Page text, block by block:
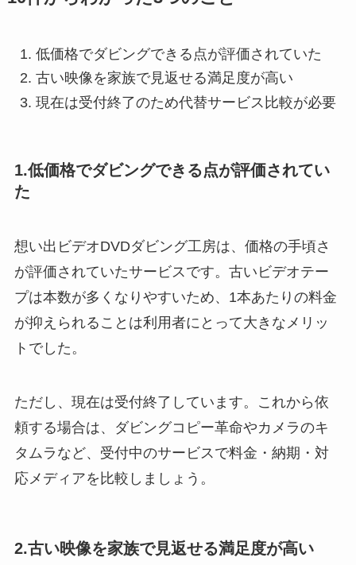
低価格でダビングできる点が評価されていた
古い映像を家族で見返せる満足度が高い
現在は受付終了のため代替サービス比較が必要
1.低価格でダビングできる点が評価されてい
た
想い出ビデオDVDダビング工房は、価格の手頃さ
が評価されていたサービスです。古いビデオテー
プは本数が多くなりやすいため、1本あたりの料金
が抑えられることは利用者にとって大きなメリッ
トでした。
ただし、現在は受付終了しています。これから依
頼する場合は、ダビングコピー革命やカメラのキ
タムラなど、受付中のサービスで料金・納期・対
応メディアを比較しましょう。
2.古い映像を家族で見返せる満足度が高い